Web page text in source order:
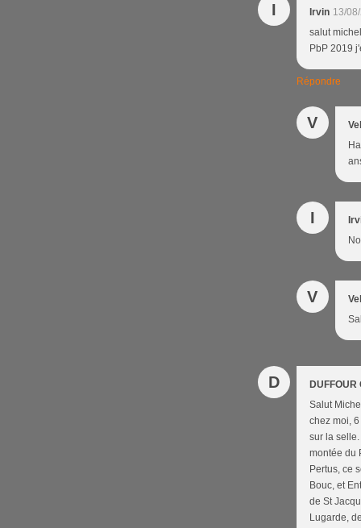
I Irvin 13/
salut
PbP 2019
Répondre
V
I
V
D
DUFFOUR
Salut
chez moi,
sur la
montée du
Pertus, ce
Bouc, et
de St
Lugarde,